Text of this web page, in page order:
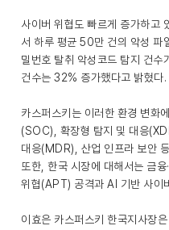
사이버 위협도 빠르게 증가하고
서 하루 평균 50만 건의 악성 파
밀번호 탈취 악성코드 탐지 건수
건수는 32% 증가했다고 밝혔다.
카스퍼스키는 이러한 환경 변화
(SOC), 확장형 탐지 및 대응
대응(MDR), 산업 인프라 보안
또한, 한국 시장에 대해서는 금
위협(APT) 공격과 AI 기반 사이
이효은 카스퍼스키 한국지사장